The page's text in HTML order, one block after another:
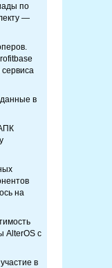
по
—
сервиса
в
на
AlterOS с
в